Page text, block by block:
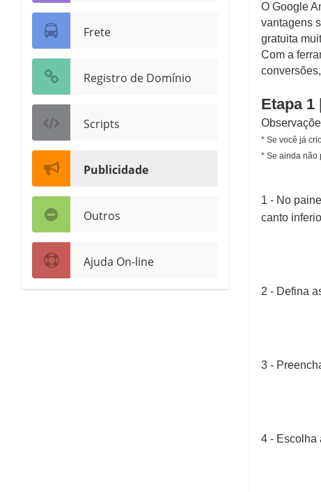
Frete
Registro de Domínio
Scripts
Publicidade
Outros
Ajuda On-line
O Google
vantagens
gratuita
Com a
Etapa
* Se você já
* Se ainda não
1 - No
canto
2 - Defina
3 -
4 - Escolha